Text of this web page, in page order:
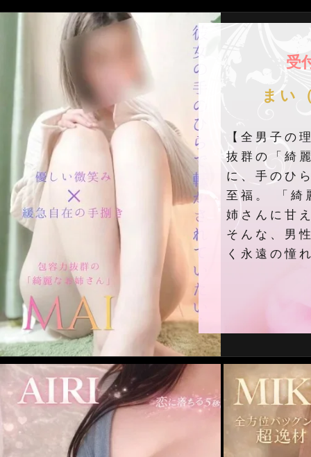
受
まい
【全男子の
抜群の「綺
に、手のひ
至福。 「綺
姉さんに甘
そんな、男
く永遠の憧